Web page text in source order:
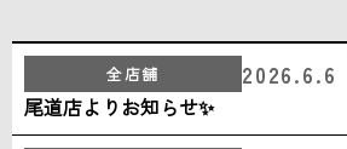
全店舗 2026.6.6
尾道店よりお知らせ✨